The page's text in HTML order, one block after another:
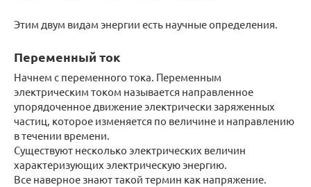
Этим двум видам энергии есть научные определения.
Переменный ток
Начнем с переменного тока. Переменным
электрическим током называется направленное
упорядоченное движение электрически заряженных
частиц, которое изменяется по величине и направлению
в течении времени.
Существуют несколько электрических величин
характеризующих электрическую энергию.
Все наверное знают такой термин как напряжение.